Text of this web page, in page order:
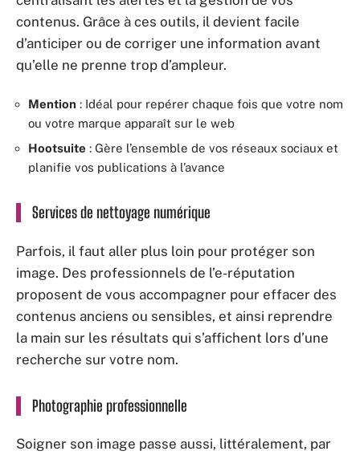
contenus. Grâce à ces outils, il devient facile
d’anticiper ou de corriger une information avant
qu’elle ne prenne trop d’ampleur.
Mention : Idéal pour repérer chaque fois que votre nom
ou votre marque apparaît sur le web
Hootsuite : Gère l’ensemble de vos réseaux sociaux et
planifie vos publications à l’avance
Services de nettoyage numérique
Parfois, il faut aller plus loin pour protéger son
image. Des professionnels de l’e-réputation
proposent de vous accompagner pour effacer des
contenus anciens ou sensibles, et ainsi reprendre
la main sur les résultats qui s’affichent lors d’une
recherche sur votre nom.
Photographie professionnelle
Soigner son image passe aussi, littéralement, par